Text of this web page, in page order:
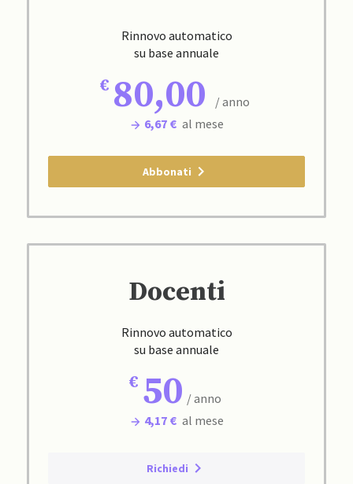
Rinnovo automatico
su base annuale
80,00
/ anno
6,67 € al mese
Abbonati
Docenti
Rinnovo automatico
su base annuale
50 / anno
4,17 € al mese
Richiedi